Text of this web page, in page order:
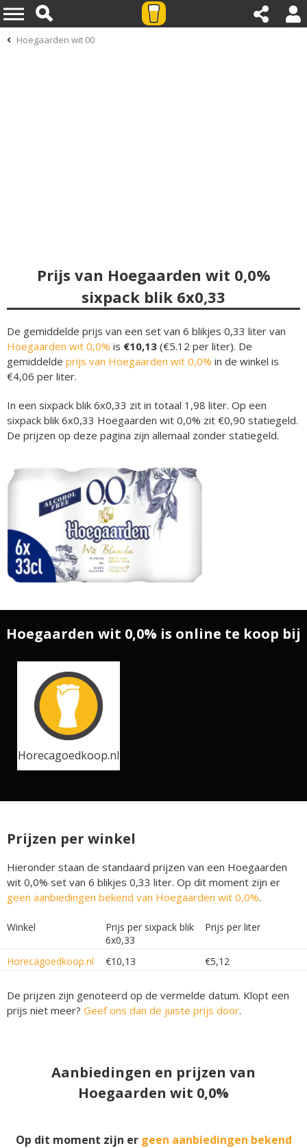
Hoegaarden wit 00
Prijs van Hoegaarden wit 0,0%
sixpack blik 6x0,33
De gemiddelde prijs van een set van 6 blikjes 0,33 liter van
Hoegaarden wit 0,0% is €10,13 (€5.12 per liter). De
gemiddelde prijs van Hoegaarden wit 0,0% in de winkel is
€4,06 per liter.
In een sixpack blik 6x0,33 zit in totaal 1,98 liter. Op een
sixpack blik 6x0,33 Hoegaarden wit 0,0% zit €0,90 statiegeld.
De prijzen op deze pagina zijn allemaal zonder statiegeld.
Hoegaarden wit 0,0% is online te koop bij
Horecagoedkoop.nl
Prijzen per winkel
Hieronder staan de standaard prijzen van een Hoegaarden
wit 0,0% set van 6 blikjes 0,33 liter. Op dit moment zijn er
geen aanbiedingen bekend van Hoegaarden wit 0,0%.
Winkel
Prijs per sixpack blik
6x0,33
Prijs per liter
Horecagoedkoop.nl €10,13 €5,12
De prijzen zijn genoteerd op de vermelde datum. Klopt een
prijs niet meer? Geef ons dan de juiste prijs door.
Aanbiedingen en prijzen van
Hoegaarden wit 0,0%
Op dit moment zijn er geen aanbiedingen bekend